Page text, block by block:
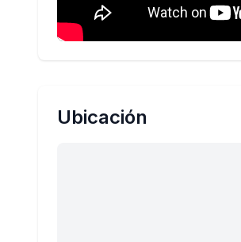
Ubicación